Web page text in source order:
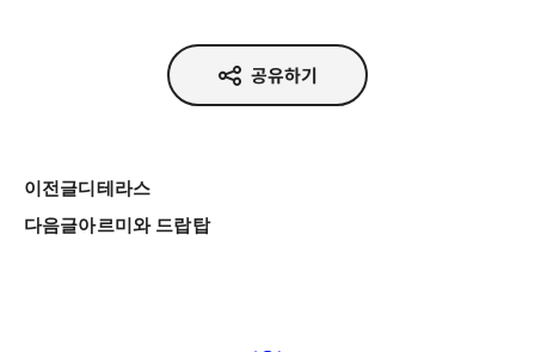
공유하기
이전글디테라스
다음글아르미와 드랍탑